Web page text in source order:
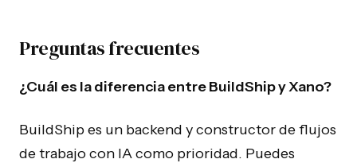
Preguntas frecuentes
¿Cuál es la diferencia entre BuildShip y Xano?
BuildShip es un backend y constructor de flujos
de trabajo con IA como prioridad. Puedes